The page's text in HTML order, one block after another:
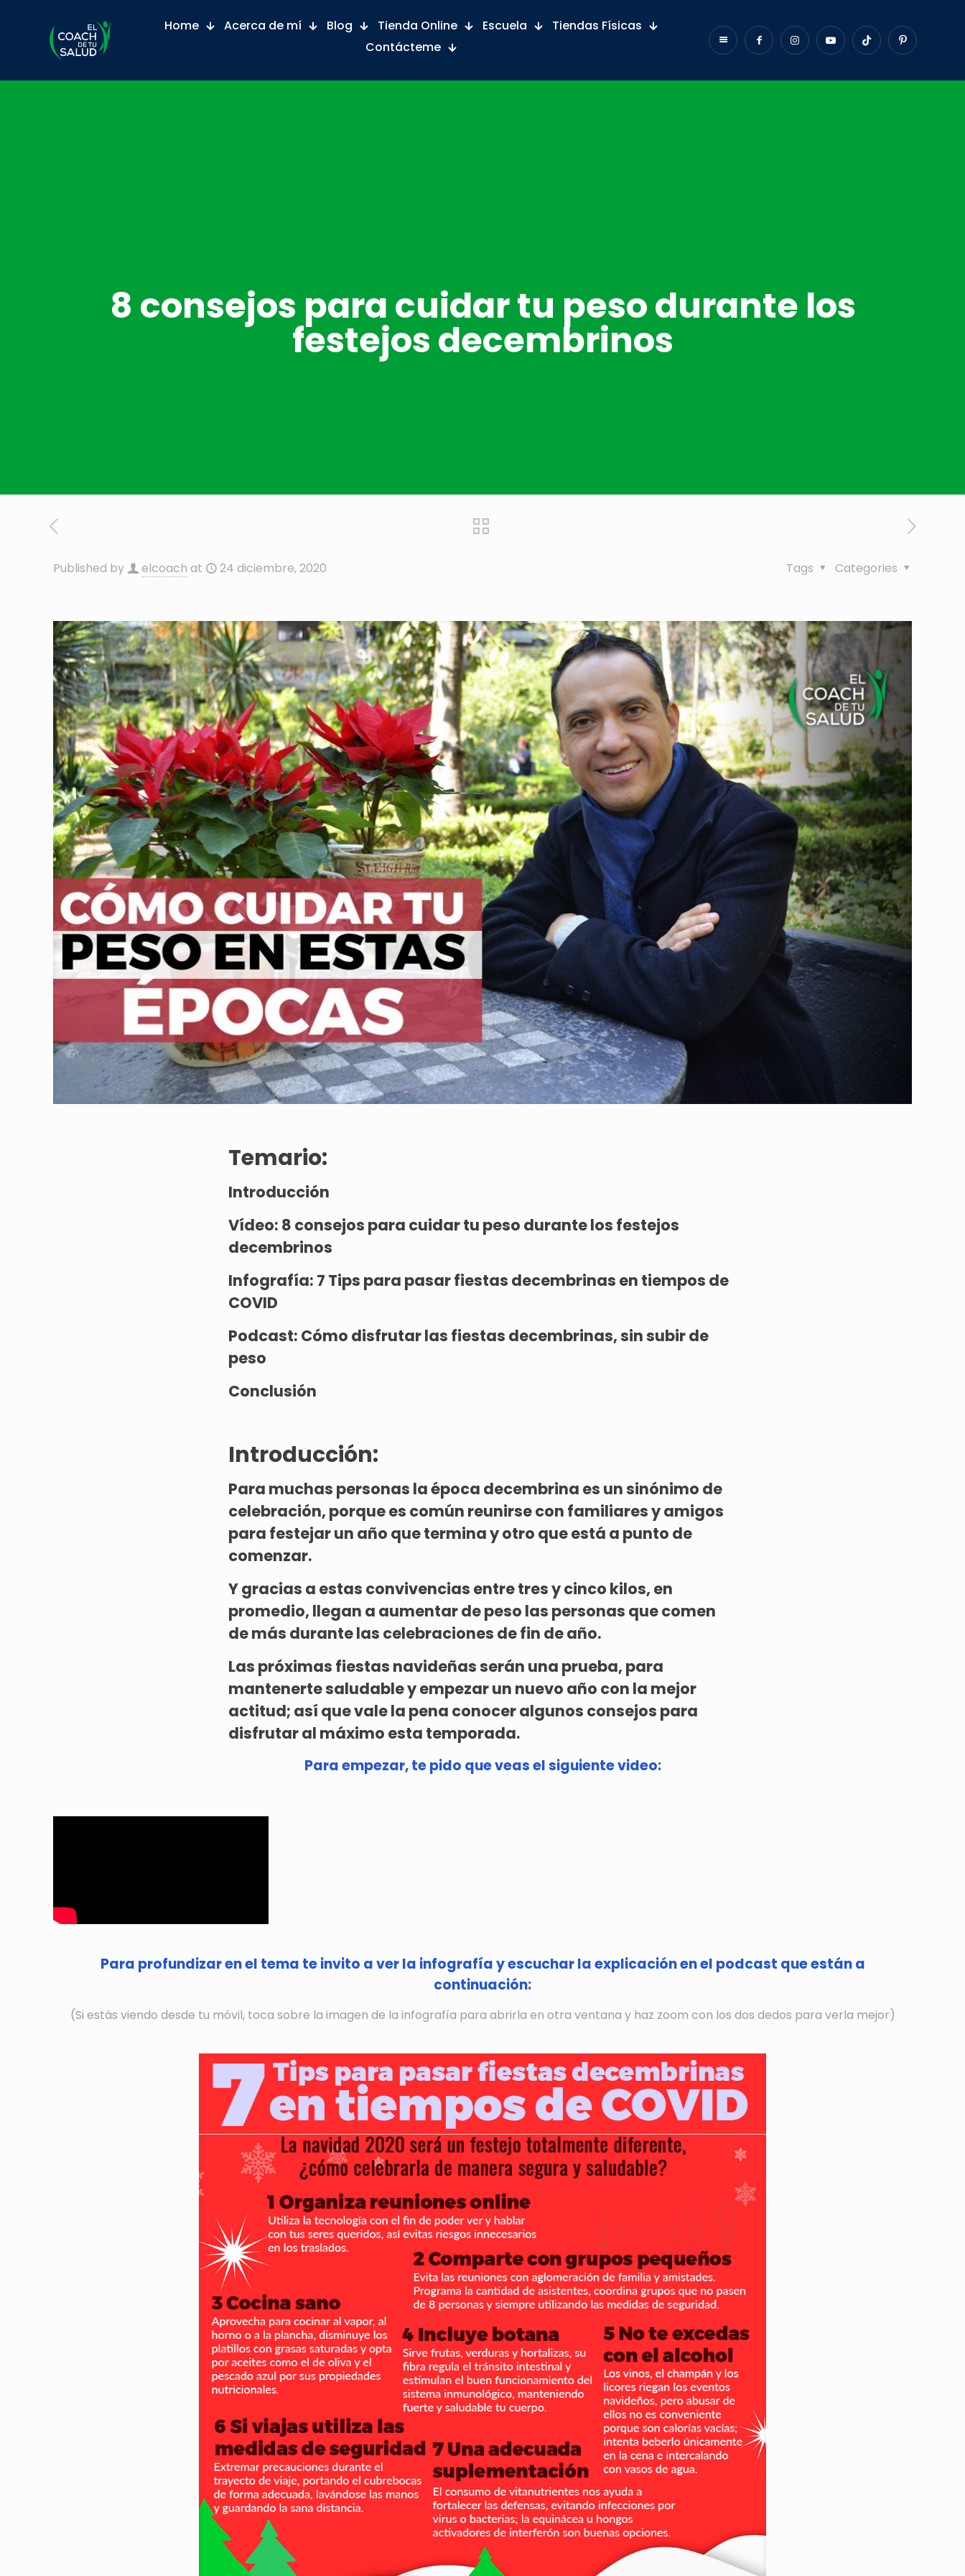
Home Acerca de mí Blog Tienda Online Escuela
Tiendas Físicas
Contácteme
8 consejos para cuidar tu peso durante los
festejos decembrinos
Published by elcoach at 24 diciembre, 2020 Categories
Tags
Temario:
Introducción
Vídeo: 8 consejos para cuidar tu peso durante los festejos
decembrinos
Infografía: 7 Tips para pasar fiestas decembrinas en tiempos de
COVID
Podcast: Cómo disfrutar las fiestas decembrinas, sin subir de
peso
Conclusión
Introducción:
Para muchas personas la época decembrina es un sinónimo de
celebración, porque es común reunirse con familiares y amigos
para festejar un año que termina y otro que está a punto de
comenzar.
Y gracias a estas convivencias entre tres y cinco kilos, en
promedio, llegan a aumentar de peso las personas que comen
de más durante las celebraciones de fin de año.
Las próximas fiestas navideñas serán una prueba, para
mantenerte saludable y empezar un nuevo año con la mejor
actitud; así que vale la pena conocer algunos consejos para
disfrutar al máximo esta temporada.
Para empezar, te pido que veas el siguiente video:
Para profundizar en el tema te invito a ver la infografía y escuchar la explicación en el podcast que están a
continuación:
(Si estás viendo desde tu móvil, toca sobre la imagen de la infografía para abrirla en otra ventana y haz zoom con los dos dedos para verla mejor)